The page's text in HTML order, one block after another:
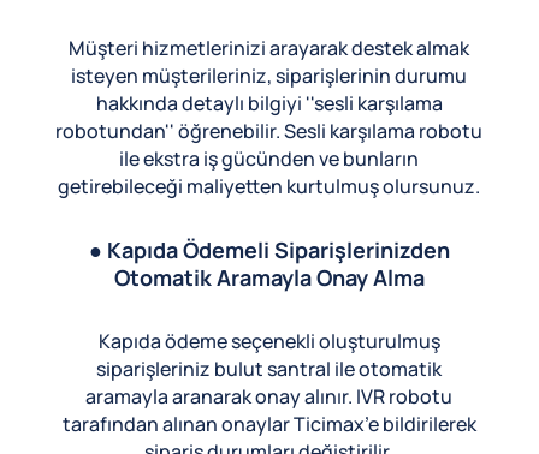
Müşteri hizmetlerinizi arayarak destek almak
isteyen müşterileriniz, siparişlerinin durumu
hakkında detaylı bilgiyi ''sesli karşılama
robotundan'' öğrenebilir. Sesli karşılama robotu
ile ekstra iş gücünden ve bunların
getirebileceği maliyetten kurtulmuş olursunuz.
● Kapıda Ödemeli Siparişlerinizden
Otomatik Aramayla Onay Alma
Kapıda ödeme seçenekli oluşturulmuş
siparişleriniz bulut santral ile otomatik
aramayla aranarak onay alınır. IVR robotu
tarafından alınan onaylar Ticimax’e bildirilerek